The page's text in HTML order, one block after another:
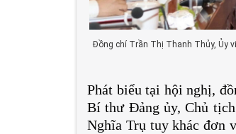
Đồng chí Trần Thị Thanh Thủy, Ủy
Phát biểu tại hội nghị,
Bí thư Đảng ủy, Chủ
Nghĩa Trụ tuy khác đơn